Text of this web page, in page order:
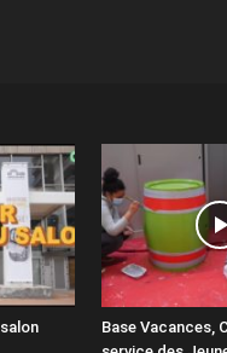
Base Vacances,